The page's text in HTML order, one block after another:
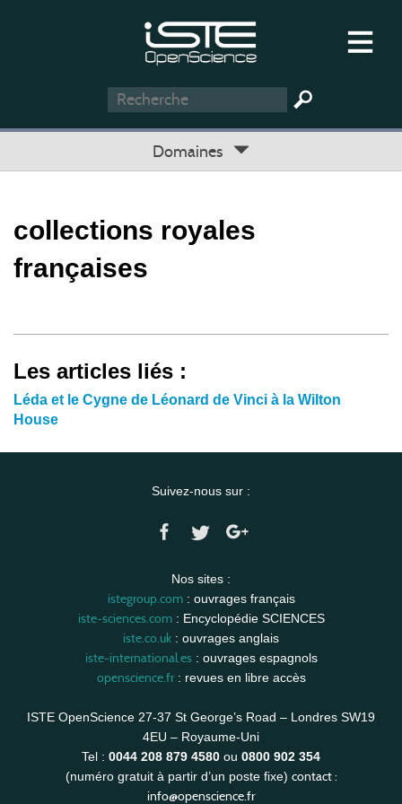
Domaines
collections royales
françaises
Les articles liés :
Léda et le Cygne de Léonard de Vinci à la Wilton
House
Suivez-nous sur :
Nos sites :
istegroup.com: ouvrages français
iste-sciences.com: Encyclopédie SCIENCES
iste.co.uk : ouvrages anglais
iste-international.es: ouvrages espagnols
openscience.fr: revues en libre accès
ISTE OpenScience 27-37 St George’s Road – Londres SW19
4EU – Royaume-Uni
Tel : 0044 208 879 4580 ou 0800 902 354
(numéro gratuit à partir d’un poste fixe) contact :
info@openscience.fr